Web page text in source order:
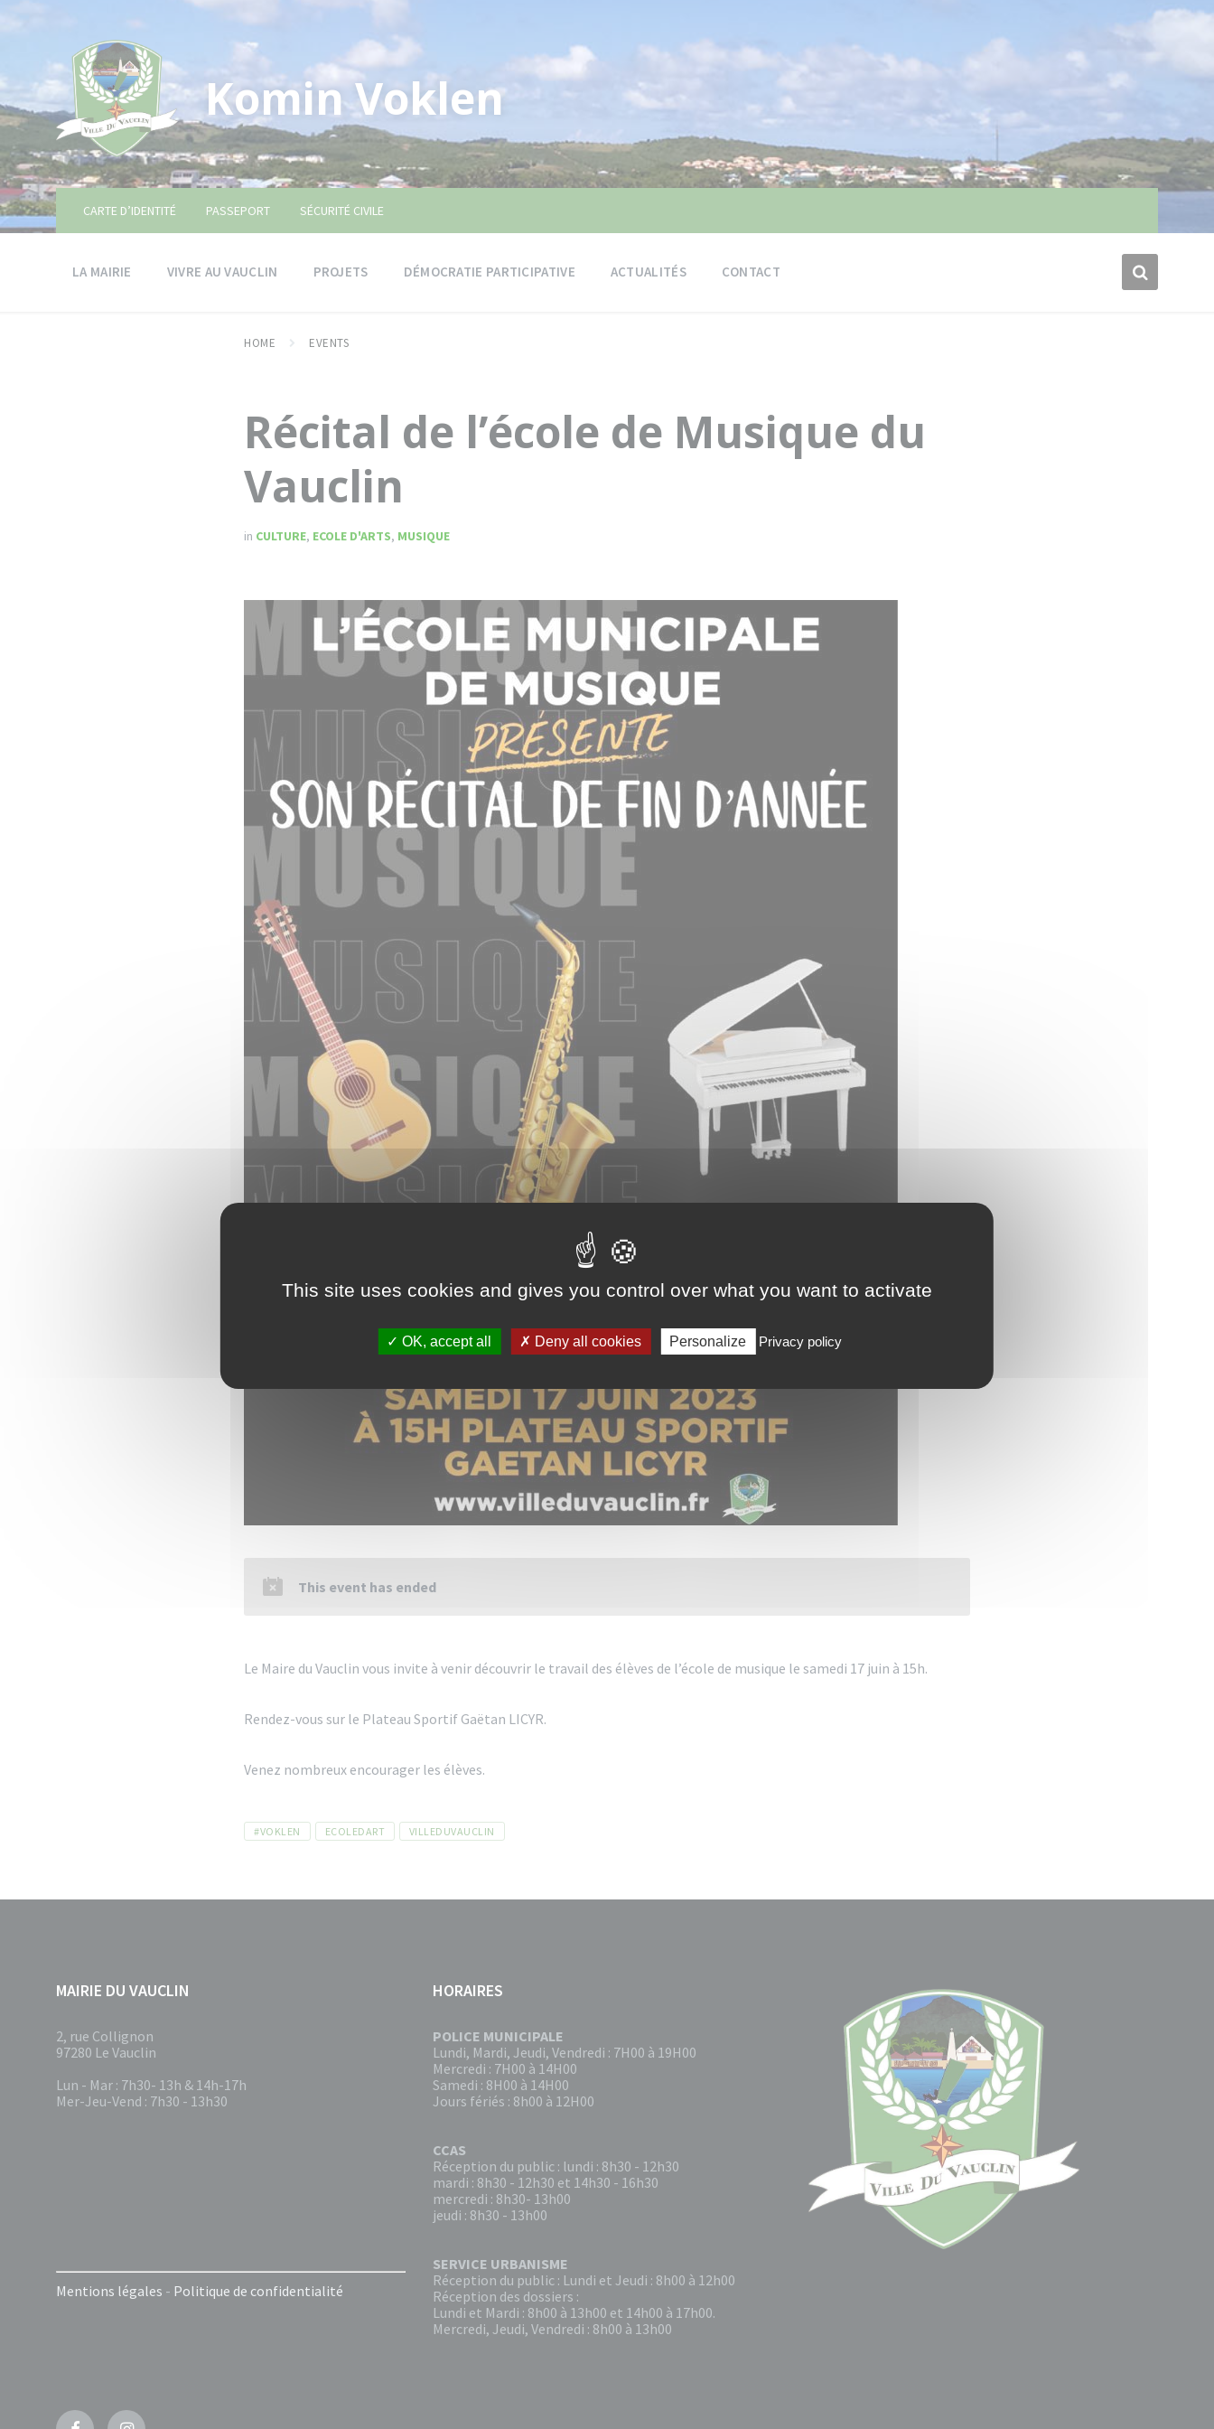
Komin Voklen
CARTE D’IDENTITÉ PASSEPORT SÉCURITÉ CIVILE
LA MAIRIE VIVRE AU VAUCLIN PROJETS DÉMOCRATIE PARTICIPATIVE ACTUALITÉS CONTACT
HOME EVENTS
Récital de l’école de Musique du
Vauclin
in CULTURE, ECOLE D'ARTS, MUSIQUE
This event has ended
Le Maire du Vauclin vous invite à venir découvrir le travail des élèves de l’école de musique le samedi 17 juin à 15h.
Rendez-vous sur le Plateau Sportif Gaëtan LICYR.
Venez nombreux encourager les élèves.
Tags
#VOKLEN ECOLEDART VILLEDUVAUCLIN
MAIRIE DU VAUCLIN
2, rue Collignon
97280 Le Vauclin
Lun - Mar : 7h30- 13h & 14h-17h
Mer-Jeu-Vend : 7h30 - 13h30
Mentions légales - Politique de confidentialité
HORAIRES
POLICE MUNICIPALE
Lundi, Mardi, Jeudi, Vendredi : 7H00 à 19H00
Mercredi : 7H00 à 14H00
Samedi : 8H00 à 14H00
Jours fériés : 8h00 à 12H00
CCAS
Réception du public : lundi : 8h30 - 12h30
mardi : 8h30 - 12h30 et 14h30 - 16h30
mercredi : 8h30- 13h00
jeudi : 8h30 - 13h00
SERVICE URBANISME
Réception du public : Lundi et Jeudi : 8h00 à 12h00
Réception des dossiers :
Lundi et Mardi : 8h00 à 13h00 et 14h00 à 17h00.
Mercredi, Jeudi, Vendredi : 8h00 à 13h00
This site uses cookies and gives you control over what you want to activate
OK, accept all Deny all cookies Personalize Privacy policy